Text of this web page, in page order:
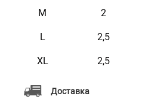
Доставка
практичен и неприхотлив в
Материал Брезент
M 2
L 2,5
XL 2,5